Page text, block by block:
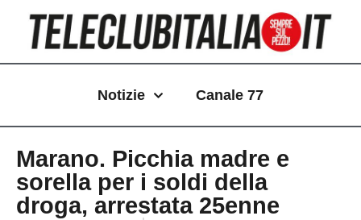
contenuto
Notizie Canale 77
Marano. Picchia madre e
sorella per i soldi della
droga, arrestata 25enne